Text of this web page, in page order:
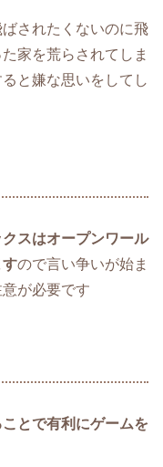
されたくないのに飛
家を荒らされてしま
と嫌な思いをしてし
クスはオープンワール
すので言い争いが始ま
が必要です
とで有利にゲームを